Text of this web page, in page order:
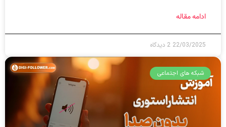
ادامه مقاله
22/03/2025 2 دیدگاه
شبکه های اجتماعی